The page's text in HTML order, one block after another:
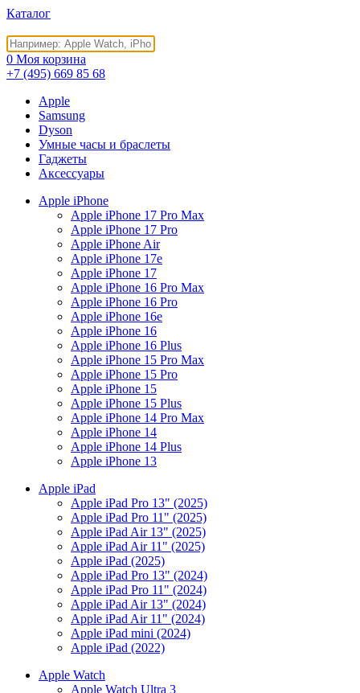
Каталог
0 Моя корзина
+7 (495) 669 85 68
Apple
Samsung
Dyson
Умные часы и браслеты
Гаджеты
Аксессуары
Apple iPhone
Apple iPhone 17 Pro Max
Apple iPhone 17 Pro
Apple iPhone Air
Apple iPhone 17e
Apple iPhone 17
Apple iPhone 16 Pro Max
Apple iPhone 16 Pro
Apple iPhone 16e
Apple iPhone 16
Apple iPhone 16 Plus
Apple iPhone 15 Pro Max
Apple iPhone 15 Pro
Apple iPhone 15
Apple iPhone 15 Plus
Apple iPhone 14 Pro Max
Apple iPhone 14
Apple iPhone 14 Plus
Apple iPhone 13
Apple iPad
Apple iPad Pro 13" (2025)
Apple iPad Pro 11" (2025)
Apple iPad Air 13" (2025)
Apple iPad Air 11" (2025)
Apple iPad (2025)
Apple iPad Pro 13" (2024)
Apple iPad Pro 11" (2024)
Apple iPad Air 13" (2024)
Apple iPad Air 11" (2024)
Apple iPad mini (2024)
Apple iPad (2022)
Apple Watch
Apple Watch Ultra 3